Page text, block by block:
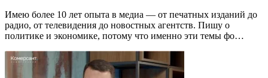
Имею более 10 лет опыта в медиа — от печатных изданий до
радио, от телевидения до новостных агентств. Пишу о
политике и экономике, потому что именно эти темы фо…